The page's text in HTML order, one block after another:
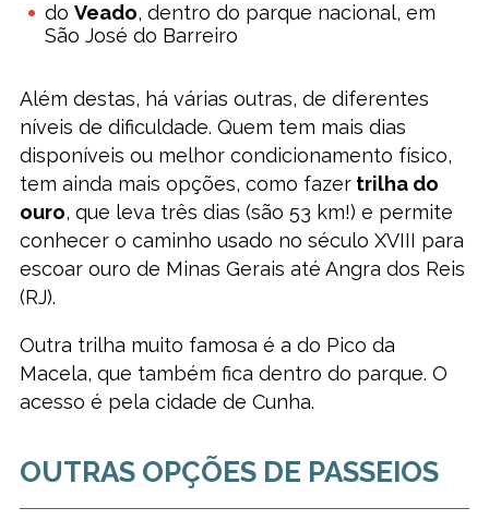
do Veado, dentro do parque nacional, em
São José do Barreiro
Além destas, há várias outras, de diferentes
níveis de dificuldade. Quem tem mais dias
disponíveis ou melhor condicionamento físico,
tem ainda mais opções, como fazertrilha do
ouro, que leva três dias (são 53 km!) e permite
conhecer o caminho usado no século XVIII para
escoar ouro de Minas Gerais até Angra dos Reis
(RJ).
Outra trilha muito famosa é a do Pico da
Macela, que também fica dentro do parque. O
acesso é pela cidade de Cunha.
OUTRAS OPÇÕES DE PASSEIOS